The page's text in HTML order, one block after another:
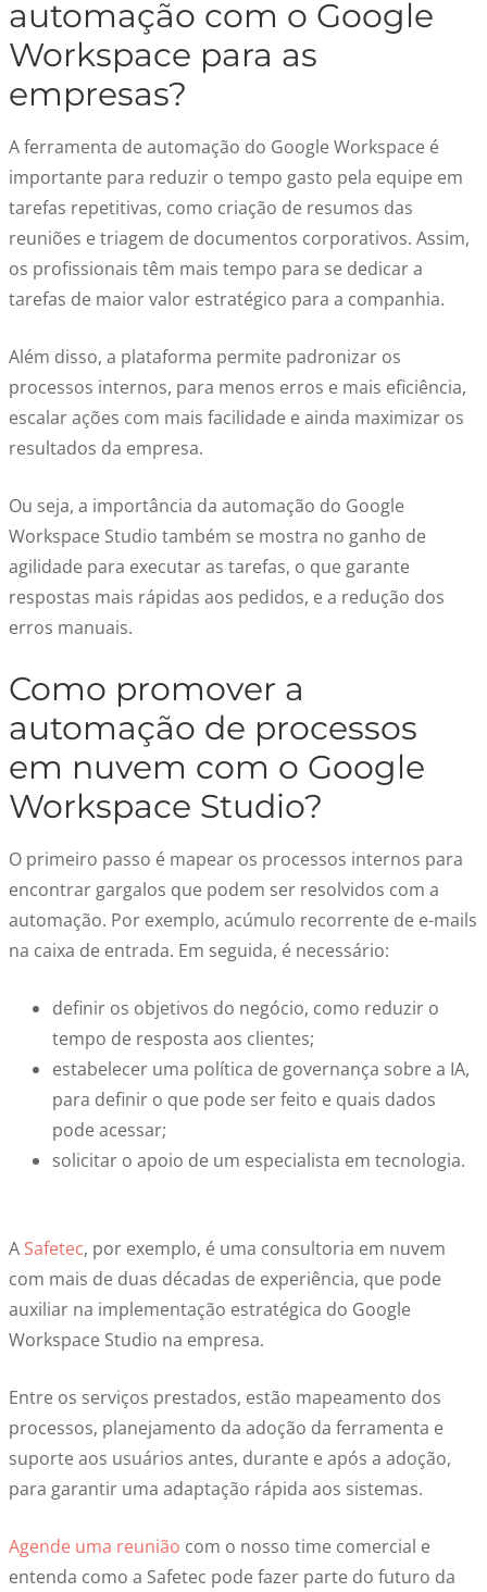
automação com o Google
Workspace para as
empresas?
A ferramenta de automação do Google Workspace é
importante para reduzir o tempo gasto pela equipe em
tarefas repetitivas, como criação de resumos das
reuniões e triagem de documentos corporativos. Assim,
os profissionais têm mais tempo para se dedicar a
tarefas de maior valor estratégico para a companhia.
Além disso, a plataforma permite padronizar os
processos internos, para menos erros e mais eficiência,
escalar ações com mais facilidade e ainda maximizar os
resultados da empresa.
Ou seja, a importância da automação do Google
Workspace Studio também se mostra no ganho de
agilidade para executar as tarefas, o que garante
respostas mais rápidas aos pedidos, e a redução dos
erros manuais.
Como promover a
automação de processos
em nuvem com o Google
Workspace Studio?
O primeiro passo é mapear os processos internos para
encontrar gargalos que podem ser resolvidos com a
automação. Por exemplo, acúmulo recorrente de e-mails
na caixa de entrada. Em seguida, é necessário:
definir os objetivos do negócio, como reduzir o
tempo de resposta aos clientes;
estabelecer uma política de governança sobre a IA,
para definir o que pode ser feito e quais dados
pode acessar;
solicitar o apoio de um especialista em tecnologia.
A Safetec, por exemplo, é uma consultoria em nuvem
com mais de duas décadas de experiência, que pode
auxiliar na implementação estratégica do Google
Workspace Studio na empresa.
Entre os serviços prestados, estão mapeamento dos
processos, planejamento da adoção da ferramenta e
suporte aos usuários antes, durante e após a adoção,
para garantir uma adaptação rápida aos sistemas.
Agende uma reunião com o nosso time comercial e
entenda como a Safetec pode fazer parte do futuro da